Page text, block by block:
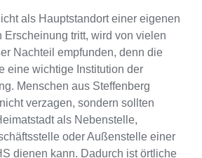
aus Steffenberg an
Kurse und Umgebung
– Öffnungszeiten und
– Alternative Angebote zu einem
der Abendschule Steffenberg
als Hauptstandort einer eigenen
Erscheinung tritt, wird von vielen
Nachteil empfunden, denn die
eine wichtige Institution der
Menschen aus Steffenberg
verzagen, sondern sollten
als Nebenstelle,
oder Außenstelle einer
dienen kann. Dadurch ist örtliche